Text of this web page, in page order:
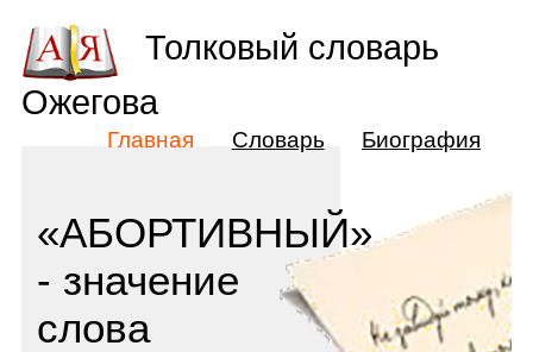
«АБОРТИВНЫЙ»
- значение
слова
Толковый словарь
Ожегова
Главная Словарь Биография